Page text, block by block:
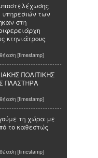
υπηρεσιών των
στη
κτηνιάτρους
[timestamp]
ΠΟΛΙΤΙΚΗΣ
ΠΛΑΣΤΗΡΑ
[timestamp]
τη χώρα με
το καθεστώς
[timestamp]